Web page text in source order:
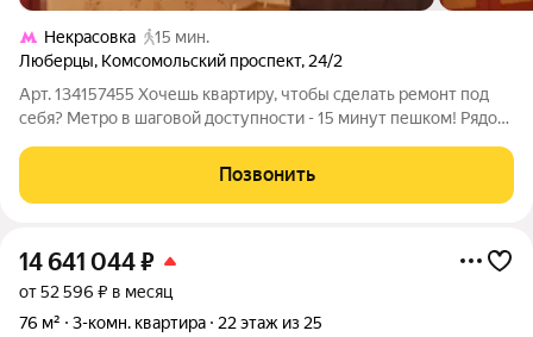
Некрасовка
15 мин.
Люберцы, Комсомольский проспект, 24/2
Арт. 134157455 Хочешь квартиру, чтобы сделать ремонт под
себя? Метро в шаговой доступности - 15 минут пешком! Рядом
2009 года постройки. Удивительно удачная планировка
позволяет воплотить ваши
Позвонить
14 641 044₽
от 52 596 ₽ в месяц
76 м²
3-комн. квартира 22 этаж из 25